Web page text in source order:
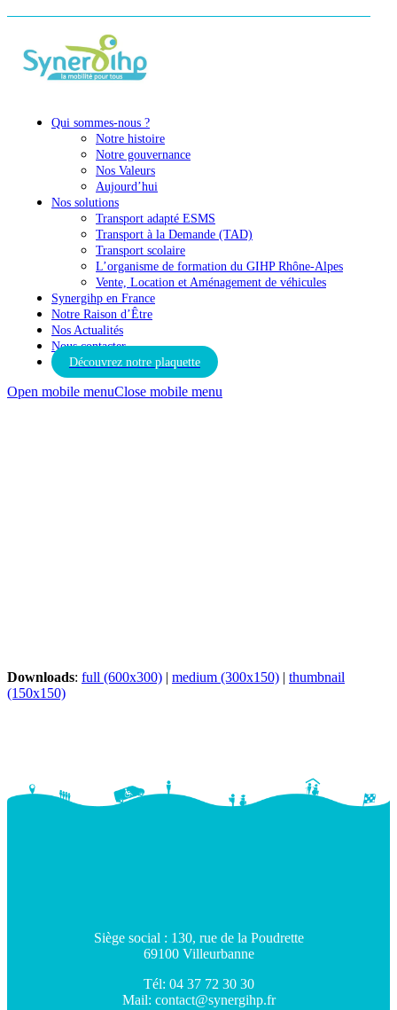
Qui sommes-nous ?
Notre histoire
Notre gouvernance
Nos Valeurs
Aujourd’hui
Nos solutions
Transport adapté ESMS
Transport à la Demande (TAD)
Transport scolaire
L’organisme de formation du GIHP Rhône-Alpes
Vente, Location et Aménagement de véhicules
Synergihp en France
Notre Raison d’Être
Nos Actualités
Nous contacter
Découvrez notre plaquette
Open mobile menuClose mobile menu
Downloads: full (600x300) | medium (300x150) | thumbnail
(150x150)
Siège social : 130, rue de la Poudrette
69100 Villeurbanne
Tél: 04 37 72 30 30
Mail: contact@synergihp.fr